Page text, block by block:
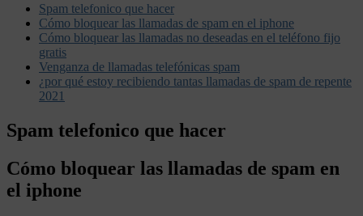
Spam telefonico que hacer
Cómo bloquear las llamadas de spam en el iphone
Cómo bloquear las llamadas no deseadas en el teléfono fijo
gratis
Venganza de llamadas telefónicas spam
¿por qué estoy recibiendo tantas llamadas de spam de repente
2021
Spam telefonico que hacer
Cómo bloquear las llamadas de spam en
el iphone